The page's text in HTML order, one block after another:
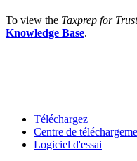
To view the Taxprep for
Knowledge Base.
Téléchargez
Centre de
Logiciel d'essai